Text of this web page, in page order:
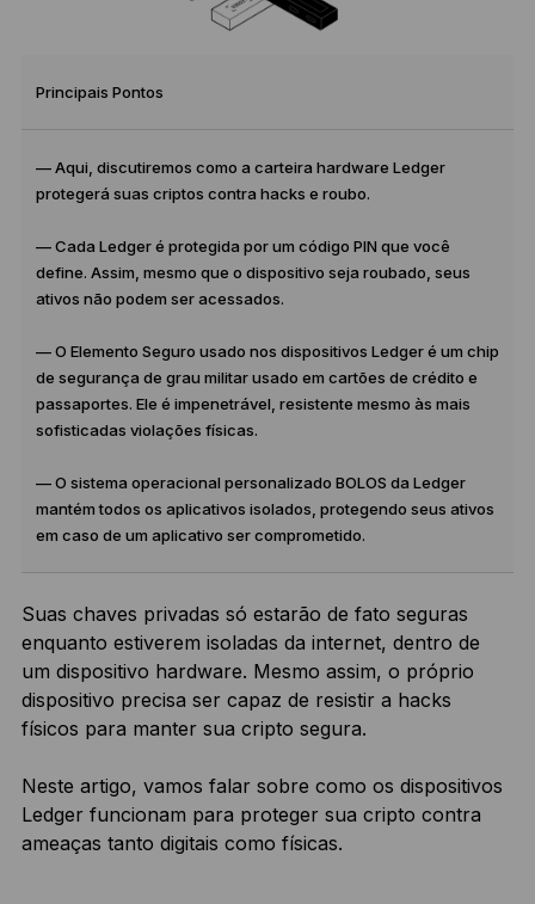
Principais Pontos
— Aqui, discutiremos como a carteira hardware Ledger
protegerá suas criptos contra hacks e roubo.
— Cada Ledger é protegida por um código PIN que você
define. Assim, mesmo que o dispositivo seja roubado, seus
ativos não podem ser acessados.
— O Elemento Seguro usado nos dispositivos Ledger é um chip
de segurança de grau militar usado em cartões de crédito e
passaportes. Ele é impenetrável, resistente mesmo às mais
sofisticadas violações físicas.
— O sistema operacional personalizado BOLOS da Ledger
mantém todos os aplicativos isolados, protegendo seus ativos
em caso de um aplicativo ser comprometido.
Suas chaves privadas só estarão de fato seguras
enquanto estiverem isoladas da internet, dentro de
um dispositivo hardware. Mesmo assim, o próprio
dispositivo precisa ser capaz de resistir a hacks
físicos para manter sua cripto segura.
Neste artigo, vamos falar sobre como os dispositivos
Ledger funcionam para proteger sua cripto contra
ameaças tanto digitais como físicas.